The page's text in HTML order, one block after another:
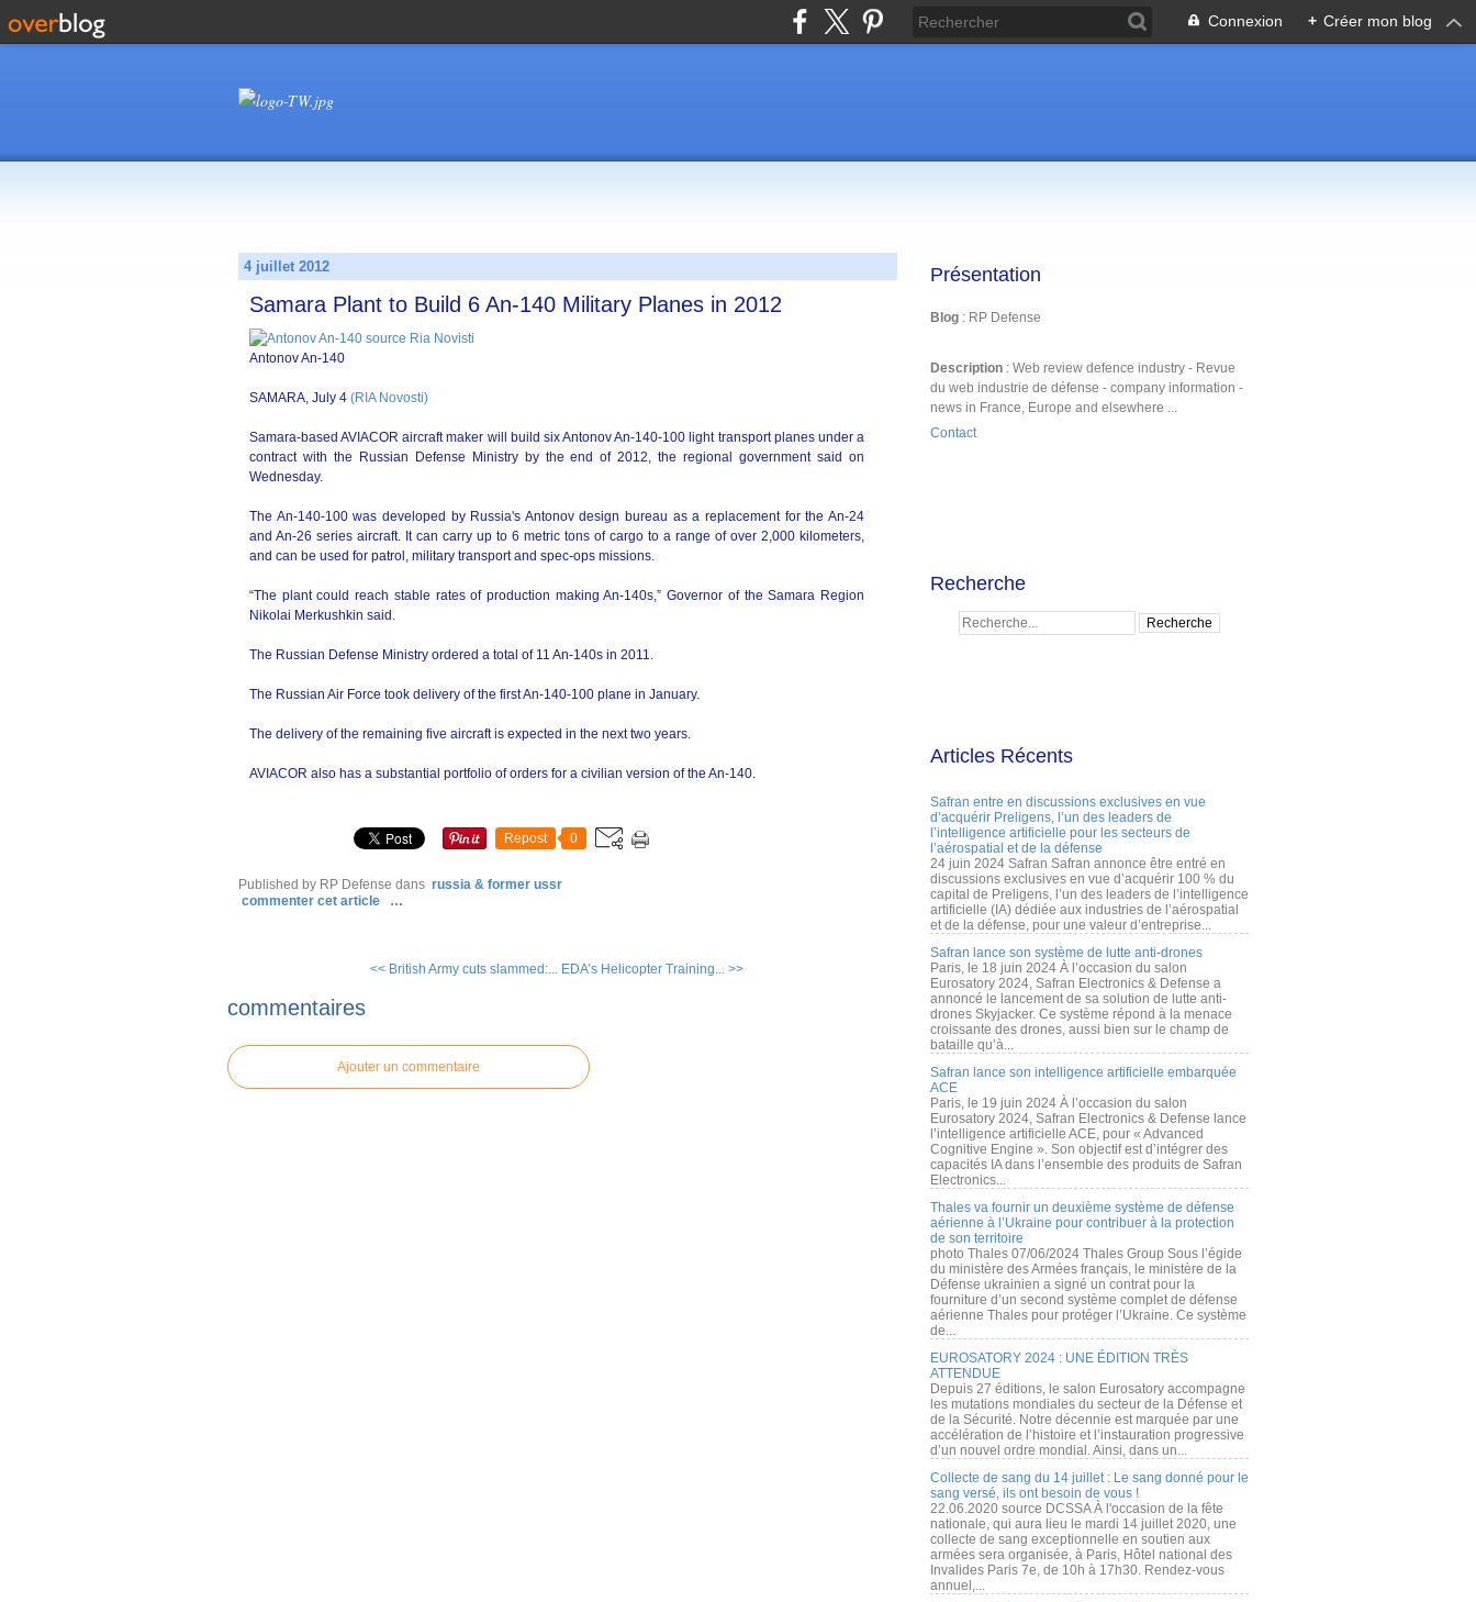
Connexion + Créer mon blog
4 juillet 2012
Samara Plant to Build 6 An-140 Military Planes in 2012
Antonov An-140
SAMARA, July 4 (RIA Novosti)
Samara-based AVIACOR aircraft maker will build six Antonov An-140-100 light transport planes under a
contract with the Russian Defense Ministry by the end of 2012, the regional government said on
Wednesday.
The An-140-100 was developed by Russia's Antonov design bureau as a replacement for the An-24
and An-26 series aircraft. It can carry up to 6 metric tons of cargo to a range of over 2,000 kilometers,
and can be used for patrol, military transport and spec-ops missions.
“The plant could reach stable rates of production making An-140s,” Governor of the Samara Region
Nikolai Merkushkin said.
The Russian Defense Ministry ordered a total of 11 An-140s in 2011.
The Russian Air Force took delivery of the first An-140-100 plane in January.
The delivery of the remaining five aircraft is expected in the next two years.
AVIACOR also has a substantial portfolio of orders for a civilian version of the An-140.
Repost 0
Published by RP Defense dans russia & former ussr
commenter cet article
…
<< British Army cuts slammed:... EDA’s Helicopter Training... >>
commentaires
Ajouter un commentaire
Présentation
Blog : RP Defense
Description : Web review defence industry - Revue
du web industrie de défense - company information -
news in France, Europe and elsewhere ...
Contact
Recherche
Articles Récents
Safran entre en discussions exclusives en vue
d’acquérir Preligens, l’un des leaders de
l’intelligence artificielle pour les secteurs de
l’aérospatial et de la défense
24 juin 2024 Safran Safran annonce être entré en
discussions exclusives en vue d’acquérir 100 % du
capital de Preligens, l’un des leaders de l’intelligence
artificielle (IA) dédiée aux industries de l’aérospatial
et de la défense, pour une valeur d’entreprise...
Safran lance son système de lutte anti-drones
Paris, le 18 juin 2024 À l’occasion du salon
Eurosatory 2024, Safran Electronics & Defense a
annoncé le lancement de sa solution de lutte anti-
drones Skyjacker. Ce système répond à la menace
croissante des drones, aussi bien sur le champ de
bataille qu’à...
Safran lance son intelligence artificielle embarquée
ACE
Paris, le 19 juin 2024 À l’occasion du salon
Eurosatory 2024, Safran Electronics & Defense lance
l’intelligence artificielle ACE, pour « Advanced
Cognitive Engine ». Son objectif est d’intégrer des
capacités IA dans l’ensemble des produits de Safran
Electronics...
Thales va fournir un deuxième système de défense
aérienne à l’Ukraine pour contribuer à la protection
de son territoire
photo Thales 07/06/2024 Thales Group Sous l’égide
du ministère des Armées français, le ministère de la
Défense ukrainien a signé un contrat pour la
fourniture d’un second système complet de défense
aérienne Thales pour protéger l’Ukraine. Ce système
de...
EUROSATORY 2024 : UNE ÉDITION TRÈS
ATTENDUE
Depuis 27 éditions, le salon Eurosatory accompagne
les mutations mondiales du secteur de la Défense et
de la Sécurité. Notre décennie est marquée par une
accélération de l’histoire et l’instauration progressive
d’un nouvel ordre mondial. Ainsi, dans un...
Collecte de sang du 14 juillet : Le sang donné pour le
sang versé, ils ont besoin de vous !
22.06.2020 source DCSSA À l'occasion de la fête
nationale, qui aura lieu le mardi 14 juillet 2020, une
collecte de sang exceptionnelle en soutien aux
armées sera organisée, à Paris, Hôtel national des
Invalides Paris 7e, de 10h à 17h30. Rendez-vous
annuel,...